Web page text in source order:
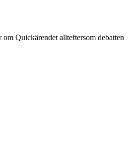
Quickärendet allteftersom debatten